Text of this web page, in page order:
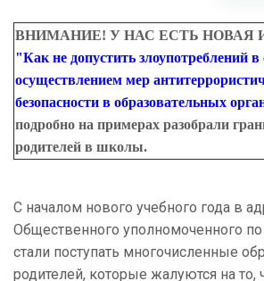
ВНИМАНИЕ! У НАС ЕСТЬ НОВАЯ
"Как не допустить злоупотреблений в
осуществлением мер
безопасности в образовательных
подробно на примерах разобрали
родителей в школы.
С началом нового учебного года в
Общественного уполномоченного
стали поступать многочисленные
родителей, которые жалуются на то,